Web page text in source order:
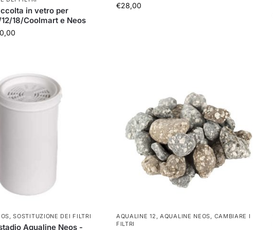
in vetro per
18/Coolmart e Neos
€28,00
,SOSTITUZIONE DEI FILTRI
Aqualine Neos -
AQUALINE 12 ,AQUALINE NEOS, CAMBIARE I
FILTRI